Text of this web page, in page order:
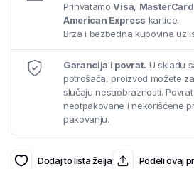
PrihvatamoVisa, MasterCard
American Express kartice.
Brza i bezbedna kupovina uz
Garancija i povrat. U skladu
potrošača, proizvod možete
slučaju nesaobraznosti.
neotpakovane i nekorišćene
pakovanju.
Dodaj to lista želja Podeli ovaj